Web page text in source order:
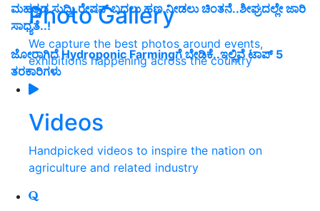
Photo Gallery
We capture the best photos around events,
exhibitions happening across the country
Videos
Handpicked videos to inspire the nation on
agriculture and related industry
ಮಹತ್ವದ ಸುದ್ದಿ: ರೇಷನ್‌ ಬದಲು ಹಣ ನೀಡಲು ಚಿಂತನೆ..ಶೀಘ್ರದಲ್ಲೇ ಜಾರಿ
ಸಾಧ್ಯತೆ..!
ಜೋರಾಗಿದೆ Hydroponic Farmingಗೆ ಬೇಡಿಕೆ..ಇಲ್ಲಿವೆ ಟಾಪ್‌ 5
ತರಕಾರಿಗಳು